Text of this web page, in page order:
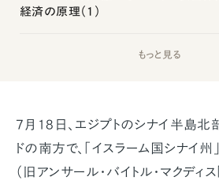
経済の原理（1）
もっと見る
7月18日、エジプトのシナイ半島北
ドの南方で、「イスラーム国シナイ州
（旧アンサール・バイトル・マクディ